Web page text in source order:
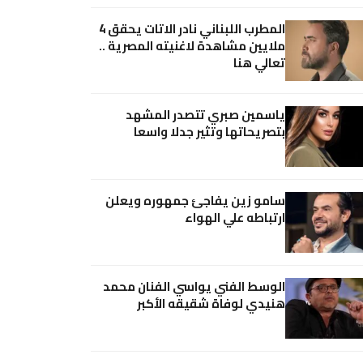
المطرب اللبناني نادر الاتات يحقق 4
ملايين مشاهدة لاغنيته المصرية ..
تعالي هنا
ياسمين صبري تتصدر المشهد
بتصريحاتها وتثير جدلا واسعا
سامو زين يفاجئ جمهوره ويعلن
ارتباطه علي الهواء
الوسط الفني يواسي الفنان محمد
هنيدي لوفاة شقيقه الأكبر